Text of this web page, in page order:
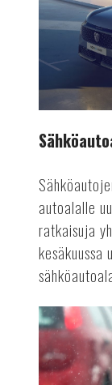
autoalalle
ratkaisuja
kesäkuussa
ajoneuvojen
määrä
laskenut